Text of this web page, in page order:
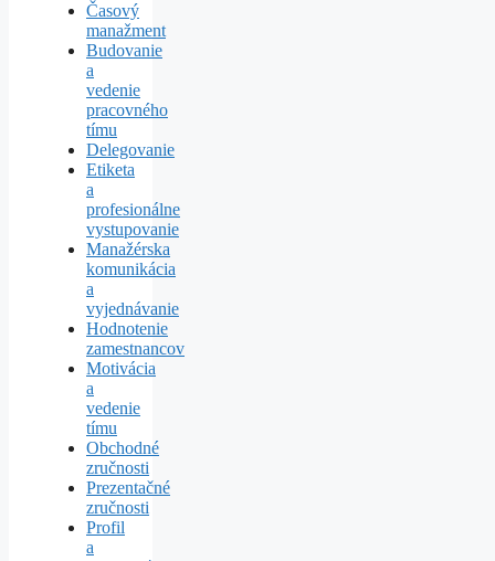
Časový
manažment
Budovanie
a
vedenie
pracovného
tímu
Delegovanie
Etiketa
a
profesionálne
vystupovanie
Manažérska
komunikácia
a
vyjednávanie
Hodnotenie
zamestnancov
Motivácia
a
vedenie
tímu
Obchodné
zručnosti
Prezentačné
zručnosti
Profil
a